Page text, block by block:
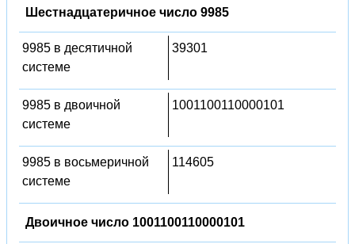
Шестнадцатеричное число 9985
9985 в десятичной
системе
39301
9985 в двоичной
системе
1001100110000101
9985 в восьмеричной
системе
114605
Двоичное число 1001100110000101